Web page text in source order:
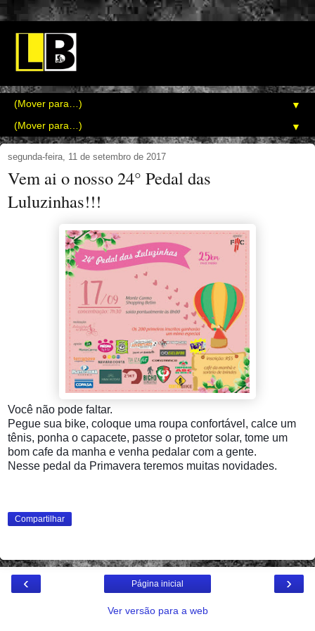
▼
▼
segunda-feira, 11 de setembro de 2017
Vem ai o nosso 24° Pedal das
Luluzinhas!!!
Você não pode faltar.
Pegue sua bike, coloque uma roupa confortável, calce um
tênis, ponha o capacete, passe o protetor solar, tome um
bom cafe da manha e venha pedalar com a gente.
Nesse pedal da Primavera teremos muitas novidades.
Compartilhar
‹ ›
Página inicial
Ver versão para a web